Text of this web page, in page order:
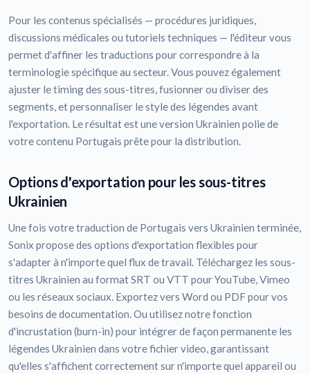
Pour les contenus spécialisés — procédures juridiques,
discussions médicales ou tutoriels techniques — l'éditeur vous
permet d'affiner les traductions pour correspondre à la
terminologie spécifique au secteur. Vous pouvez également
ajuster le timing des sous-titres, fusionner ou diviser des
segments, et personnaliser le style des légendes avant
l'exportation. Le résultat est une version Ukrainien polie de
votre contenu Portugais prête pour la distribution.
Options d'exportation pour les sous-titres
Ukrainien
Une fois votre traduction de Portugais vers Ukrainien terminée,
Sonix propose des options d'exportation flexibles pour
s'adapter à n'importe quel flux de travail. Téléchargez les sous-
titres Ukrainien au format SRT ou VTT pour YouTube, Vimeo
ou les réseaux sociaux. Exportez vers Word ou PDF pour vos
besoins de documentation. Ou utilisez notre fonction
d'incrustation (burn-in) pour intégrer de façon permanente les
légendes Ukrainien dans votre fichier video, garantissant
qu'elles s'affichent correctement sur n'importe quel appareil ou